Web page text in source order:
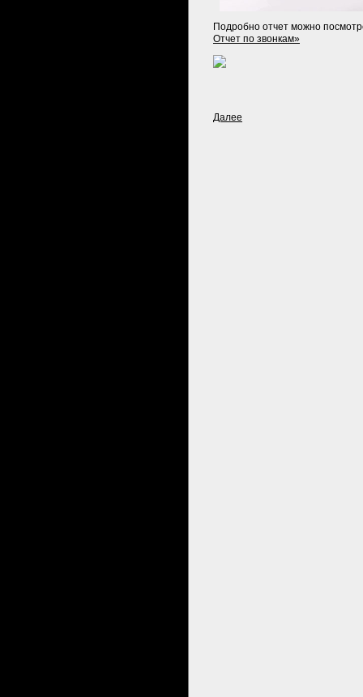
Подробно отчет можно
Отчет по звонкам»
Далее